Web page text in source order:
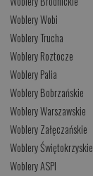
Woblery Wobi
Woblery Trucha
Woblery Roztocze
Woblery Palia
Woblery Bobrzańskie
Woblery Warszawskie
Woblery Załęczańskie
Woblery Świętokrzyskie
Woblery ASPI